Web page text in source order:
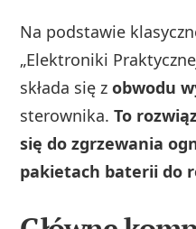
Na podstawie
„Elektroniki
składa się zobwodu
sterownika.To
się do zgrzewania
pakietach baterii do